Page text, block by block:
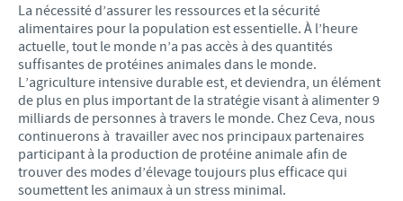
La nécessité d’assurer les ressources et la sécurité
alimentaires pour la population est essentielle. À l’heure
actuelle, tout le monde n’a pas accès à des quantités
suffisantes de protéines animales dans le monde.
L’agriculture intensive durable est, et deviendra, un élément
de plus en plus important de la stratégie visant à alimenter 9
milliards de personnes à travers le monde. Chez Ceva, nous
continuerons à travailler avec nos principaux partenaires
participant à la production de protéine animale afin de
trouver des modes d’élevage toujours plus efficace qui
soumettent les animaux à un stress minimal.